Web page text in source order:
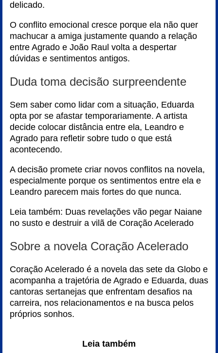
delicado.
O conflito emocional cresce porque ela não quer
machucar a amiga justamente quando a relação
entre Agrado e João Raul volta a despertar
dúvidas e sentimentos antigos.
Duda toma decisão surpreendente
Sem saber como lidar com a situação, Eduarda
opta por se afastar temporariamente. A artista
decide colocar distância entre ela, Leandro e
Agrado para refletir sobre tudo o que está
acontecendo.
A decisão promete criar novos conflitos na novela,
especialmente porque os sentimentos entre ela e
Leandro parecem mais fortes do que nunca.
Leia também: Duas revelações vão pegar Naiane
no susto e destruir a vilã de Coração Acelerado
Sobre a novela Coração Acelerado
Coração Acelerado é a novela das sete da Globo e
acompanha a trajetória de Agrado e Eduarda, duas
cantoras sertanejas que enfrentam desafios na
carreira, nos relacionamentos e na busca pelos
próprios sonhos.
Leia também